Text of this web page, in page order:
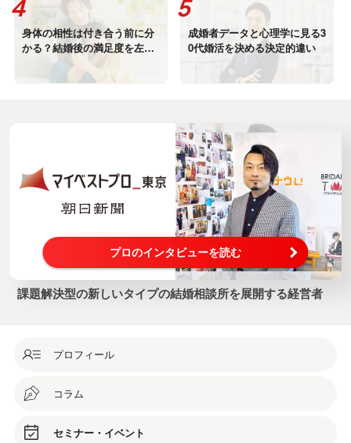
身体の相性は付き合う前に分
かる？結婚後の満足度を左右
する4つの判断基準【婚活専門
成婚者データと心理学に見る3
0代婚活を決める決定的違い
プロのインタビューを読む
課題解決型の新しいタイプの結婚相談所を展開する経営者
プロフィール
コラム
セミナー・イベント